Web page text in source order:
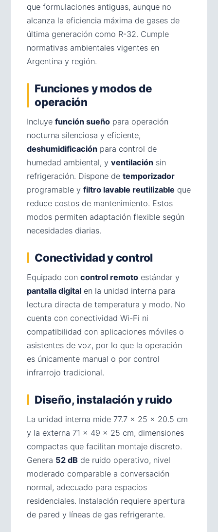
que formulaciones antiguas, aunque no
alcanza la eficiencia máxima de gases de
última generación como R-32. Cumple
normativas ambientales vigentes en
Argentina y región.
Funciones y modos de
operación
Incluye función sueño para operación
nocturna silenciosa y eficiente,
deshumidificación para control de
humedad ambiental, y ventilación sin
refrigeración. Dispone de temporizador
programable y filtro lavable reutilizable que
reduce costos de mantenimiento. Estos
modos permiten adaptación flexible según
necesidades diarias.
Conectividad y control
Equipado con control remoto estándar y
pantalla digital en la unidad interna para
lectura directa de temperatura y modo. No
cuenta con conectividad Wi-Fi ni
compatibilidad con aplicaciones móviles o
asistentes de voz, por lo que la operación
es únicamente manual o por control
infrarrojo tradicional.
Diseño, instalación y ruido
La unidad interna mide 77.7 × 25 × 20.5 cm
y la externa 71 × 49 × 25 cm, dimensiones
compactas que facilitan montaje discreto.
Genera 52 dB de ruido operativo, nivel
moderado comparable a conversación
normal, adecuado para espacios
residenciales. Instalación requiere apertura
de pared y líneas de gas refrigerante.